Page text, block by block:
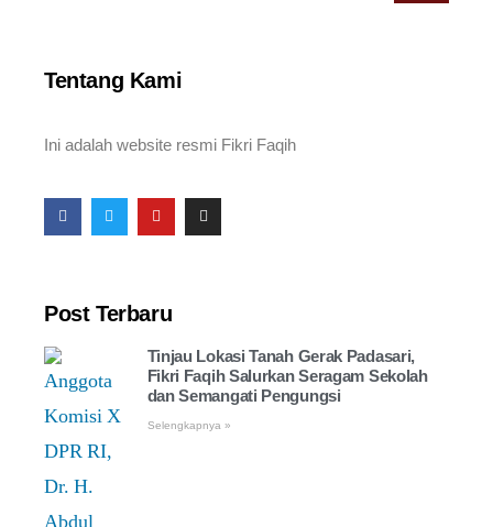
Tentang Kami
Ini adalah website resmi Fikri Faqih
Post Terbaru
Tinjau Lokasi Tanah Gerak Padasari,
Fikri Faqih Salurkan Seragam Sekolah
dan Semangati Pengungsi
Selengkapnya »